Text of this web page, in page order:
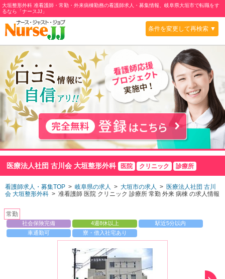
大垣整形外科 准看護師・常勤・外来病棟勤務の看護師求人・募集情報、岐阜県大垣市で転職をす
るなら「ナースJJ」
条件を変更して再検索 ▼
医療法人社団 古川会 大垣整形外科 医院 クリニック 診療所
看護師求人・募集TOP > 岐阜県の求人 > 大垣市の求人 > 医療法人社団 古川
会 大垣整形外科 > 准看護師 医院 クリニック 診療所 常勤 外来 病棟 の求人情報
常勤
社会保険完備 4週8休以上
駅近5分以内
車通勤可
寮・借入社宅あり